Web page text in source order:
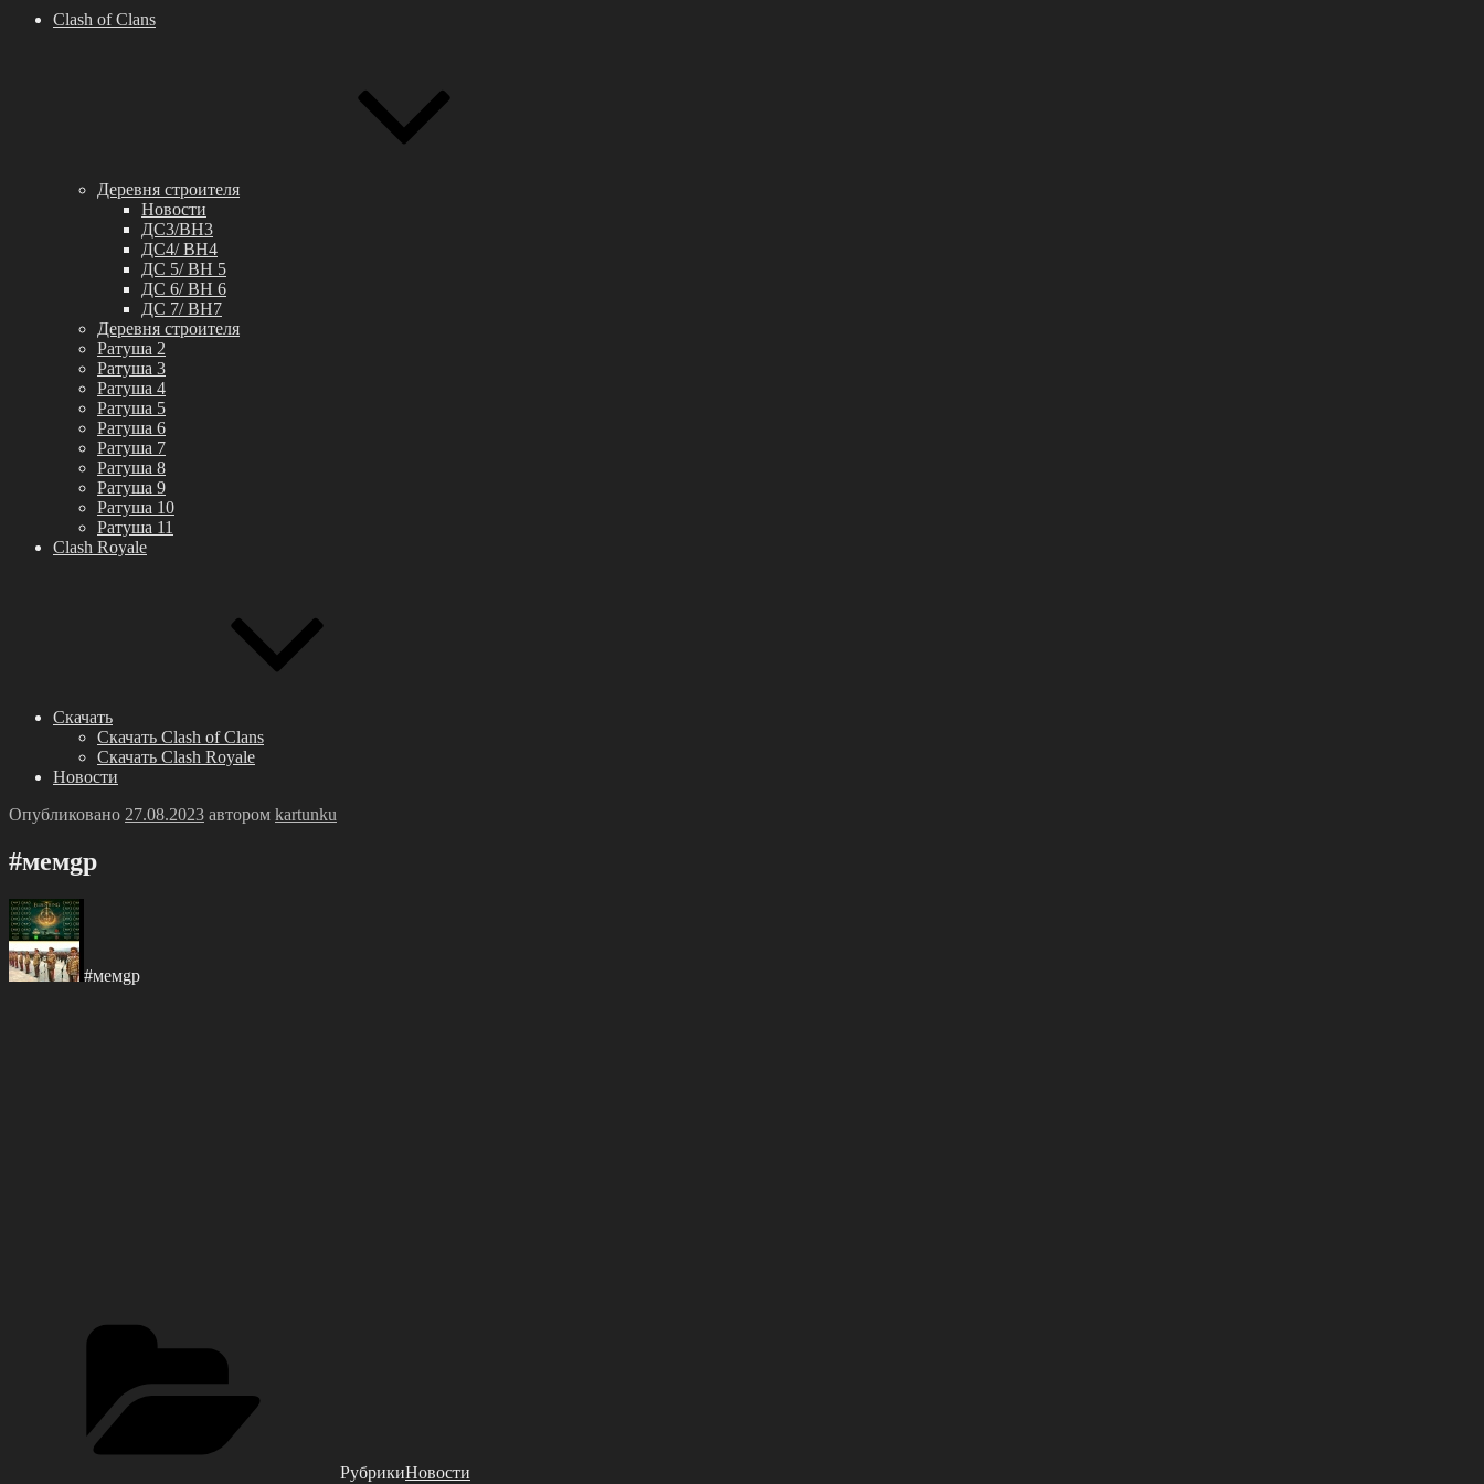
Clash of Clans
Деревня строителя
Новости
ДС3/BH3
ДС4/ BH4
ДС 5/ BH 5
ДС 6/ BH 6
ДС 7/ BH7
Деревня строителя
Ратуша 2
Ратуша 3
Ратуша 4
Ратуша 5
Ратуша 6
Ратуша 7
Ратуша 8
Ратуша 9
Ратуша 10
Ратуша 11
Clash Royale
Скачать
Скачать Clash of Clans
Скачать Clash Royale
Новости
Опубликовано 27.08.2023 автором kartunku
#мeмgр
#мeмgр
РубрикиНовости